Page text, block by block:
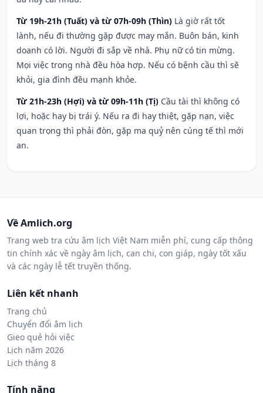
Từ 19h-21h (Tuất) và từ 07h-09h (Thìn) Là giờ rất tốt
lành, nếu đi thường gặp được may mắn. Buôn bán, kinh
doanh có lời. Người đi sắp về nhà. Phụ nữ có tin mừng.
Mọi việc trong nhà đều hòa hợp. Nếu có bệnh cầu thì sẽ
khỏi, gia đình đều mạnh khỏe.
Từ 21h-23h (Hợi) và từ 09h-11h (Tị) Cầu tài thì không có
lợi, hoặc hay bị trái ý. Nếu ra đi hay thiệt, gặp nạn, việc
quan trọng thì phải đòn, gặp ma quỷ nên cúng tế thì mới
an.
Về Amlich.org
Trang web tra cứu âm lịch Việt Nam miễn phí, cung cấp thông
tin chính xác về ngày âm lịch, can chi, con giáp, ngày tốt xấu
và các ngày lễ tết truyền thống.
Liên kết nhanh
Trang chủ
Chuyển đổi âm lịch
Gieo quẻ hỏi việc
Lịch năm 2026
Lịch tháng 8
Tính năng